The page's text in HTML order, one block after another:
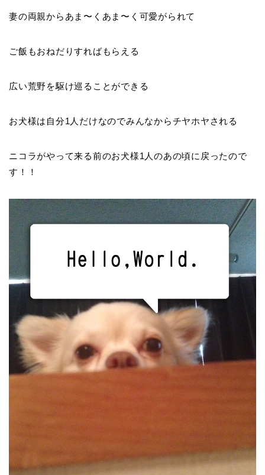
妻の両親からあま〜くあま〜く可愛がられて
ご飯もおねだりすればもらえる
広い荒野を駆け巡ることができる
お犬様は自分1人だけなのでみんなからチヤホヤされる
ニコラがやって来る前のお犬様1人のあの頃に戻ったので
す！！